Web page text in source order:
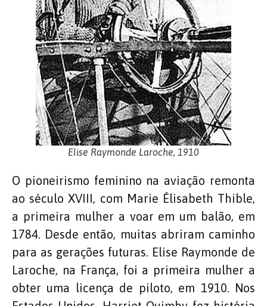
Elise Raymonde Laroche, 1910
O pioneirismo feminino na aviação remonta
ao século XVIII, com Marie Élisabeth Thible,
a primeira mulher a voar em um balão, em
1784. Desde então, muitas abriram caminho
para as gerações futuras. Elise Raymonde de
Laroche, na França, foi a primeira mulher a
obter uma licença de piloto, em 1910. Nos